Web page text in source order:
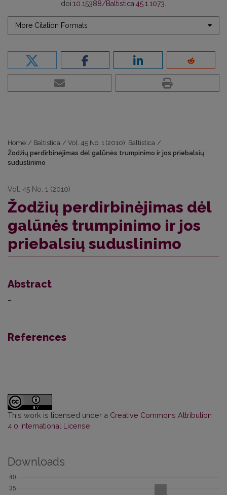
doi:10.15388/Baltistica.45.1.1073
More Citation Formats
Home / Baltistica / Vol. 45 No. 1 (2010): Baltistica /
Žodžių perdirbinėjimas dėl galūnės trumpinimo ir jos priebalsių
suduslinimo
Vol. 45 No. 1 (2010)
Žodžių perdirbinėjimas dėl
galūnės trumpinimo ir jos
priebalsių suduslinimo
Abstract
–
References
This work is licensed under a Creative Commons Attribution
4.0 International License
Downloads